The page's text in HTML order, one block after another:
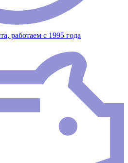
работаем с 1995 года